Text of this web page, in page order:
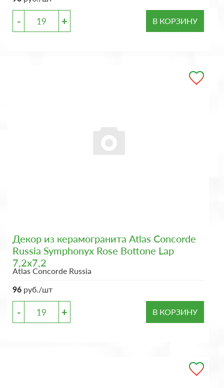
- + В КОРЗИНУ
Декор из керамогранита Atlas Concorde
Russia Symphonyx Rose Bottone Lap
7,2x7,2
Atlas Concorde Russia
96 руб./шт
- + В КОРЗИНУ